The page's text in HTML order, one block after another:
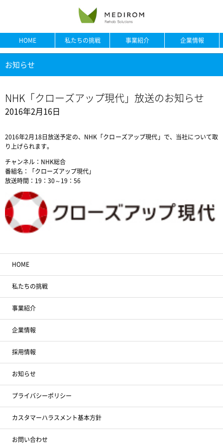
HOME 私たちの挑戦 事業紹介 企業情報
お知らせ
NHK「クローズアップ現代」放送のお知らせ
2016年2月16日
2016年2月18日放送予定の、NHK「クローズアップ現代」で、当社について取
り上げられます。
チャンネル：NHK総合
番組名：「クローズアップ現代」
放送時間：19：30～19：56
HOME
私たちの挑戦
事業紹介
企業情報
採用情報
お知らせ
プライバシーポリシー
カスタマーハラスメント基本方針
お問い合わせ